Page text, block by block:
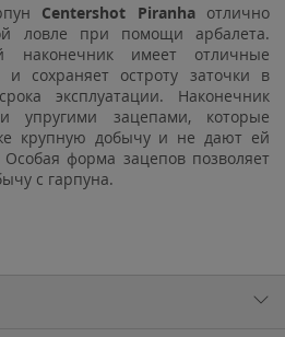
Centershot Piranhaотлично
ловле при помощи арбалета.
наконечник имеет отличные
и сохраняет остроту заточки в
эксплуатации. Наконечник
упругими зацепами, которые
крупную добычу и не дают ей
Особая форма зацепов позволяет
с гарпуна.